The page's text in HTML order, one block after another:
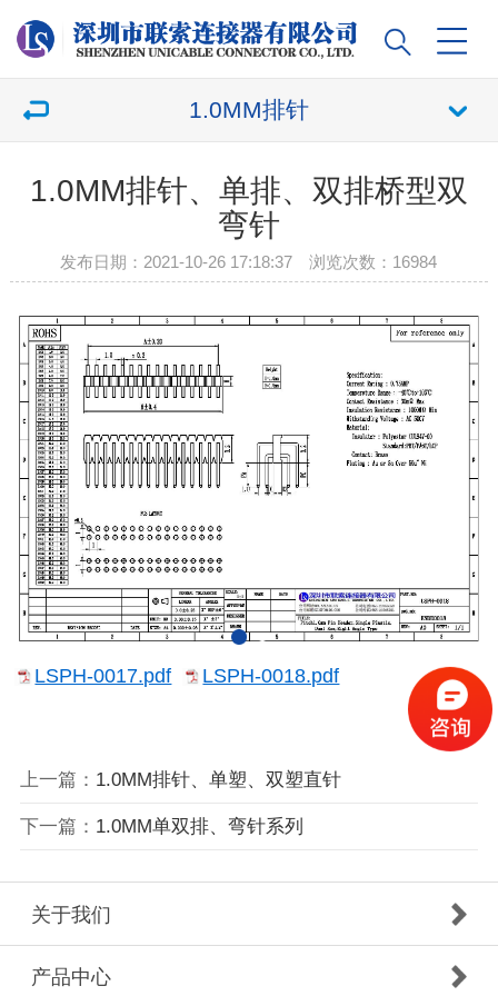
1.0MM排针
1.0MM排针、单排、双排桥型双
弯针
发布日期：2021-10-26 17:18:37 浏览次数： 16984
LSPH-0017.pdf LSPH-0018.pdf
上一篇： 1.0MM排针、单塑、双塑直针
下一篇： 1.0MM单双排、弯针系列
关于我们
产品中心